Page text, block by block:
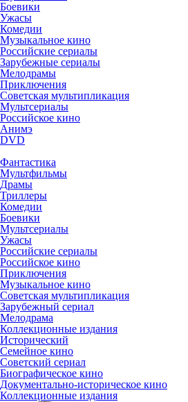
Боевики
Ужасы
Комедии
Музыкальное кино
Российские сериалы
Зарубежные сериалы
Мелодрамы
Приключения
Советская мультипликация
Мультсериалы
Российское кино
Анимэ
DVD
Фантастика
Мультфильмы
Драмы
Триллеры
Комедии
Боевики
Мультсериалы
Ужасы
Российские сериалы
Российское кино
Приключения
Музыкальное кино
Советская мультипликация
Зарубежный сериал
Мелодрама
Коллекционные издания
Исторический
Семейное кино
Советский сериал
Биографическое кино
Документально-историческое кино
Коллекционные издания